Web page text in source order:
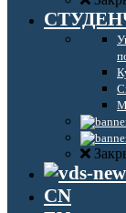
CN